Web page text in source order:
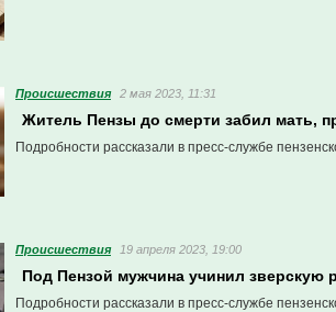
Проиcшествия 2 мая 2023, 11:31
Житель Пензы до смерти забил мать,
Подробности рассказали в пресс-службе
Проиcшествия 19 апреля 2023, 19:00
Под Пензой мужчина учинил зверскую
Подробности рассказали в пресс-службе